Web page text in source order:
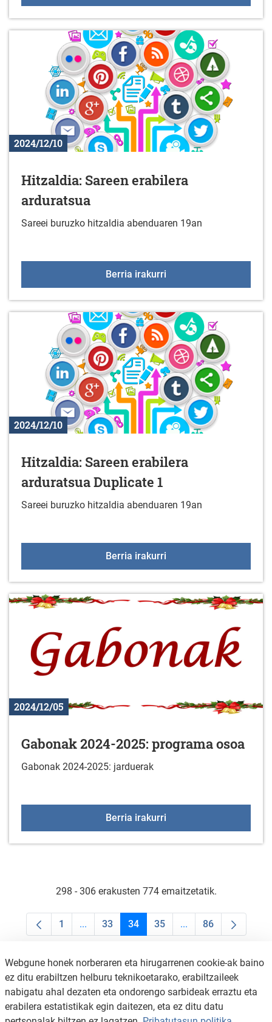
2024/12/10
Hitzaldia: Sareen erabilera
arduratsua
Sareei buruzko hitzaldia abenduaren 19an
Berria irakurri
2024/12/10
Hitzaldia: Sareen erabilera
arduratsua Duplicate 1
Sareei buruzko hitzaldia abenduaren 19an
Berria irakurri
2024/12/05
Gabonak 2024-2025: programa osoa
Gabonak 2024-2025: jarduerak
Berria irakurri
298 - 306 erakusten 774 emaitzetatik.
Orrialdea
1 ...Intermediate Pages Use TAB to navigate.
Orrialdea
33 Orrialdea
34 Orrialdea
35 ...Intermediate Pages
Orrialdea
86
Webgune honek norberaren eta hirugarrenen cookie-ak baino
ez ditu erabiltzen helburu teknikoetarako, erabiltzaileek
nabigatu ahal dezaten eta ondorengo sarbideak erraztu eta
erabilera estatistikak egin daitezen, eta ez ditu datu